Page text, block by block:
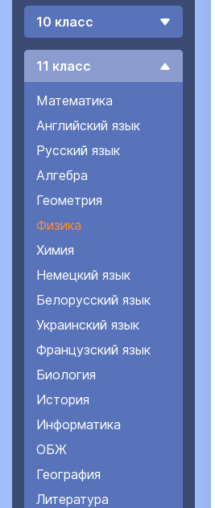
10 класс
11 класс
Математика
Английский язык
Русский язык
Алгебра
Геометрия
Физика
Химия
Немецкий язык
Белорусский язык
Украинский язык
Французский язык
Биология
История
Информатика
ОБЖ
География
Литература